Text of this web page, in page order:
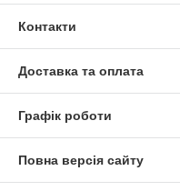
Контакти
Доставка та оплата
Графік роботи
Повна версія сайту